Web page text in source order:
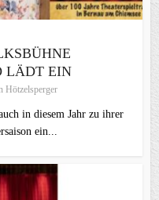
LÄDT EIN
Hötzelsperger
in diesem Jahr zu ihrer
ein...